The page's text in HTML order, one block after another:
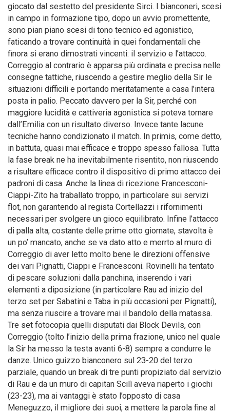
giocato dal sestetto del presidente Sirci. I bianconeri, scesi
in campo in formazione tipo, dopo un avvio promettente,
sono pian piano scesi di tono tecnico ed agonistico,
faticando a trovare continuità in quei fondamentali che
finora si erano dimostrati vincenti: il servizio e l’attacco.
Correggio al contrario è apparsa più ordinata e precisa nelle
consegne tattiche, riuscendo a gestire meglio della Sir le
situazioni difficili e portando meritatamente a casa l’intera
posta in palio. Peccato davvero per la Sir, perché con
maggiore lucidità e cattiveria agonistica si poteva tornare
dall’Emilia con un risultato diverso. Invece tante lacune
tecniche hanno condizionato il match. In primis, come detto,
in battuta, quasi mai efficace e troppo spesso fallosa. Tutta
la fase break ne ha inevitabilmente risentito, non riuscendo
a risultare efficace contro il dispositivo di primo attacco dei
padroni di casa. Anche la linea di ricezione Francesconi-
Ciappi-Zito ha traballato troppo, in particolare sui servizi
flot, non garantendo al regista Cortellazzi i rifornimenti
necessari per svolgere un gioco equilibrato. Infine l’attacco
di palla alta, costante delle prime otto giornate, stavolta è
un po’ mancato, anche se va dato atto e merrto al muro di
Correggio di aver letto molto bene le direzioni offensive
dei vari Pignatti, Ciappi e Francesconi. Rovinelli ha tentato
di pescare soluzioni dalla panchina, inserendo i vari
elementi a diposizione (in particolare Rau ad inizio del
terzo set per Sabatini e Taba in più occasioni per Pignatti),
ma senza riuscire a trovare mai il bandolo della matassa.
Tre set fotocopia quelli disputati dai Block Devils, con
Correggio (tolto l’inizio della prima frazione, unico nel quale
la Sir ha messo la testa avanti 6-8) sempre a condurre le
danze. Unico guizzo bianconero sul 23-20 del terzo
parziale, quando un break di tre punti propiziato dal servizio
di Rau e da un muro di capitan Scilì aveva riaperto i giochi
(23-23), ma ai vantaggi è stato l’opposto di casa
Meneguzzo, il migliore dei suoi, a mettere la parola fine al